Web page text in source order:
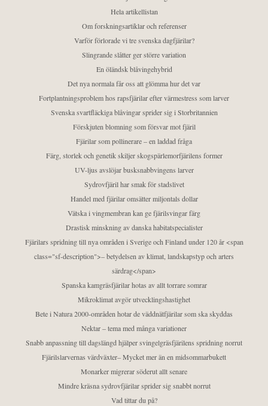
Hela artikellistan
Om forskningsartiklar och referenser
Varför förlorade vi tre svenska dagfjärilar?
Slingrande slåtter ger större variation
En öländsk blåvingehybrid
Det nya normala får oss att glömma hur det var
Fortplantningsproblem hos rapsfjärilar efter värmestress som larver
Svenska svartfläckiga blåvingar sprider sig i Storbritannien
Förskjuten blomning som försvar mot fjäril
Fjärilar som pollinerare – en laddad fråga
Färg, storlek och genetik skiljer skogspärlemorfjärilens former
UV-ljus avslöjar busksnabbvingens larver
Sydrovfjäril har smak för stadslivet
Handel med fjärilar omsätter miljontals dollar
Vätska i vingmembran kan ge fjärilsvingar färg
Drastisk minskning av danska habitatspecialister
Fjärilars spridning till nya områden i Sverige och Finland under 120 år <span
class="sf-description">– betydelsen av klimat, landskapstyp och arters
särdrag</span>
Spanska kamgräsfjärilar hotas av allt torrare somrar
Mikroklimat avgör utvecklingshastighet
Bete i Natura 2000-områden hotar de väddnätfjärilar som ska skyddas
Nektar – tema med många variationer
Snabb anpassning till dagslängd hjälper svingelgräsfjärilens spridning norrut
Fjärilslarvernas värdväxter– Mycket mer än en midsommarbukett
Monarker migrerar söderut allt senare
Mindre kräsna sydrovfjärilar sprider sig snabbt norrut
Vad tittar du på?